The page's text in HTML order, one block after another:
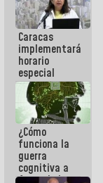
operaciones
en el
Aeropuerto
Internacional
de
Maiquetía
Caracas
implementará
horario
especial
para
adaptarse
al plan de
ahorro
energético
¿Cómo
funciona la
guerra
cognitiva a